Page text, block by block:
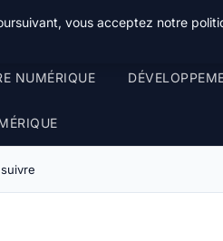
NUMÉRIQUE
vous acceptez notre